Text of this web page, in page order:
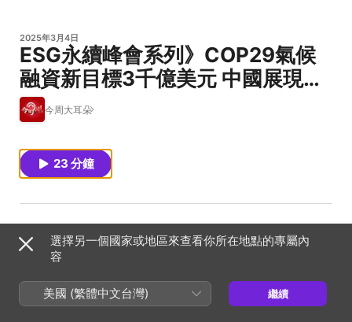
2025年3月4日
ESG永續峰會系列》COP29氣候
融資新目標3千億美元 中國展現領
頭羊野心 新加坡以金融達減碳目
標｜永續實踐家 EP26
今周大耳朵
23 分鐘
去年(2024)COP29於亞塞拜然巴庫舉行，焦點集中氣候融資
問題上。今周刊研發長王之杰在會場展示還海行動成果，使
用回收海洋塑料製成的藍白拖鞋和便當盒、便當袋，吸引大
選擇另一個國家或地區來查看你所在地點的專屬內
容
美國 (繁體中文台灣) 繼續